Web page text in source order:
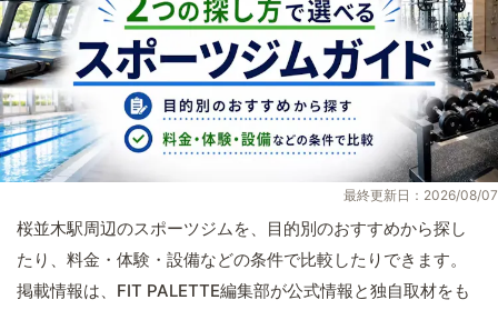
最終更新日：2026/08/07
桜並木駅周辺のスポーツジムを、目的別のおすすめから探し
たり、料金・体験・設備などの条件で比較したりできます。
掲載情報は、FIT PALETTE編集部が公式情報と独自取材をも